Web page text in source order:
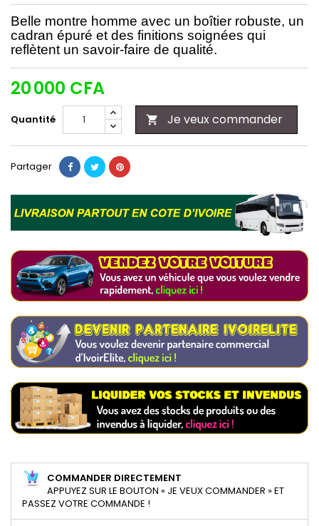
Belle montre homme avec un boîtier robuste, un
cadran épuré et des finitions soignées qui
reflètent un savoir-faire de qualité.
20 000 CFA
Quantité  Je veux commander
Partager
COMMANDER DIRECTEMENT
APPUYEZ SUR LE BOUTON « JE VEUX COMMANDER » ET
PASSEZ VOTRE COMMANDE !